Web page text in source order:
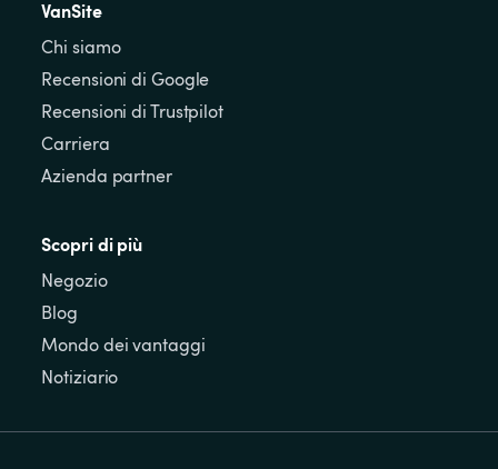
VanSite
Chi siamo
Recensioni di Google
Recensioni di Trustpilot
Carriera
Azienda partner
Scopri di più
Negozio
Blog
Mondo dei vantaggi
Notiziario